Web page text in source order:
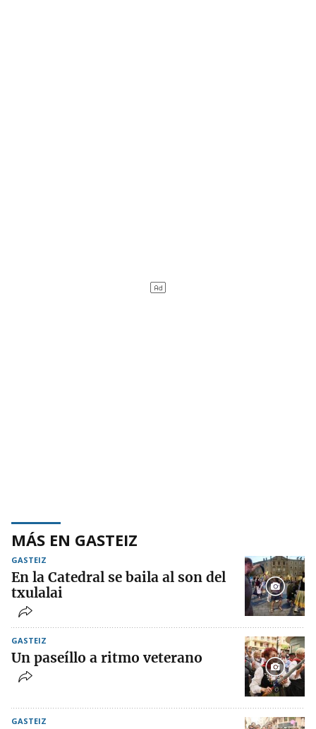
MÁS EN GASTEIZ
GASTEIZ
En la Catedral se baila al son del
txulalai
GASTEIZ
Un paseíllo a ritmo veterano
GASTEIZ